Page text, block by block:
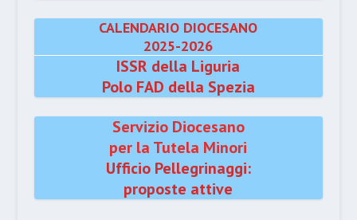
CALENDARIO DIOCESANO
2025-2026
ISSR della Liguria
Polo FAD della Spezia
Servizio Diocesano
per la Tutela Minori
Ufficio Pellegrinaggi:
proposte attive